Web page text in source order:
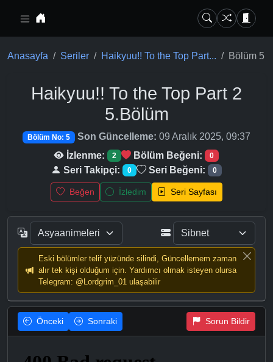
Anasayfa Seriler Haikyuu!! To the Top Part... Bölüm 5
Haikyuu!! To the Top Part 2
5.Bölüm
Bölüm No: 5 Son Güncelleme: 09 Aralık 2025, 09:37
İzlenme:
2 Bölüm Beğeni: 0
Seri Takipçi: 0 Seri Beğeni: 0
Beğen İzledim Seri Sayfası
Eski bölümler telif yüzünde silindi, Güncellemem zaman
alır tek kişi olduğum için. Yardımcı olmak isteyen olursa
Telegram: @Lordgrim_01 ulaşabilir
Önceki Sonraki Sorun Bildir